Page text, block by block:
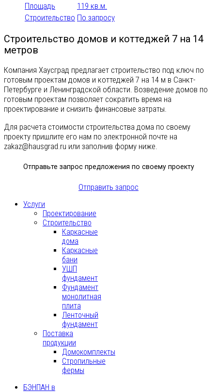
Гараж
Гостевой
Дачный
Дуплекс
Квадрохаус
Летний
Таунхаус
Количество санузлов
1 санузел
4
4 санузла
6
6 санузлов
Хозяйский санузел
Площадь
119 кв.м.
Строительство По запросу
Строительство домов и коттеджей 7 на 14
метров
Компания Хаусград предлагает строительство под ключ по
готовым проектам домов и коттеджей 7 на 14 м в Санкт-
Петербурге и Ленинградской области. Возведение домов по
готовым проектам позволяет сократить время на
проектирование и снизить финансовые затраты.
Для расчета стоимости строительства дома по своему
проекту пришлите его нам по электронной почте на
zakaz@hausgrad.ru или заполнив форму ниже.
Отправьте запрос предложения по своему проекту
Отправить запрос
Услуги
Проектирование
Строительство
Каркасные
дома
Каркасные
бани
УШП
фундамент
Фундамент
монолитная
плита
Ленточный
фундамент
Поставка
продукции
Домокомплекты
Стропильные
фермы
БЭНПАН в